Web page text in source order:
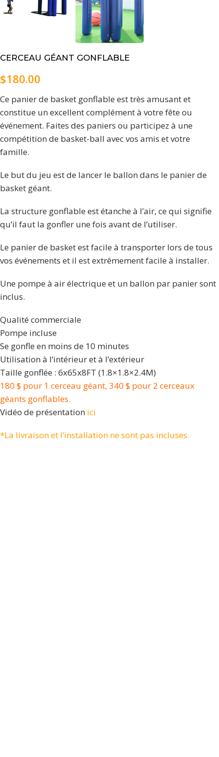
CERCEAU GÉANT GONFLABLE
$180.00
Ce panier de basket gonflable est très amusant et
constitue un excellent complément à votre fête ou
événement. Faites des paniers ou participez à une
compétition de basket-ball avec vos amis et votre
famille.
Le but du jeu est de lancer le ballon dans le panier de
basket géant.
La structure gonflable est étanche à l’air, ce qui signifie
qu’il faut la gonfler une fois avant de l’utiliser.
Le panier de basket est facile à transporter lors de tous
vos événements et il est extrêmement facile à installer.
Une pompe à air électrique et un ballon par panier sont
inclus.
Qualité commerciale
Pompe incluse
Se gonfle en moins de 10 minutes
Utilisation à l’intérieur et à l’extérieur
Taille gonflée : 6x65x8FT (1.8×1.8×2.4M)
180 $ pour 1 cerceau géant, 340 $ pour 2 cerceaux
géants gonflables.
Vidéo de présentation ici
*La livraison et l’installation ne sont pas incluses.